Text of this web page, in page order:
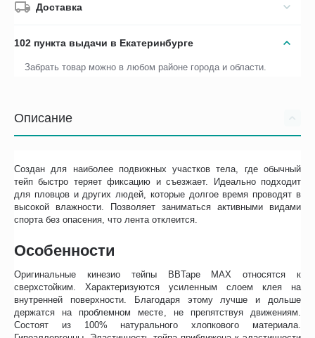
Доставка
102 пункта выдачи в Екатеринбурге
Забрать товар можно в любом районе города и области.
Описание
Создан для наиболее подвижных участков тела, где обычный
тейп быстро теряет фиксацию и съезжает. Идеально подходит
для пловцов и других людей, которые долгое время проводят в
высокой влажности. Позволяет заниматься активными видами
спорта без опасения, что лента отклеится.
Особенности
Оригинальные кинезио тейпы BBTape MAX относятся к
сверхстойким. Характеризуются усиленным слоем клея на
внутренней поверхности. Благодаря этому лучше и дольше
держатся на проблемном месте, не препятствуя движениям.
Состоят из 100% натурального хлопкового материала.